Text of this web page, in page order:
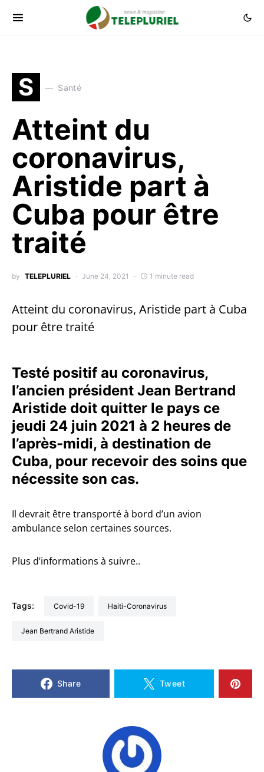
S Santé
Atteint du
coronavirus,
Aristide part à
Cuba pour être
traité
by TELEPLURIEL June 24, 2021 1 minute read
Atteint du coronavirus, Aristide part à Cuba
pour être traité
Testé positif au coronavirus,
l’ancien président Jean Bertrand
Aristide doit quitter le pays ce
jeudi 24 juin 2021 à 2 heures de
l’après-midi, à destination de
Cuba, pour recevoir des soins que
nécessite son cas.
Il devrait être transporté à bord d’un avion
ambulance selon certaines sources.
Plus d’informations à suivre..
Tags: Covid-19 Haiti-Coronavirus
Jean Bertrand Aristide
Share Tweet